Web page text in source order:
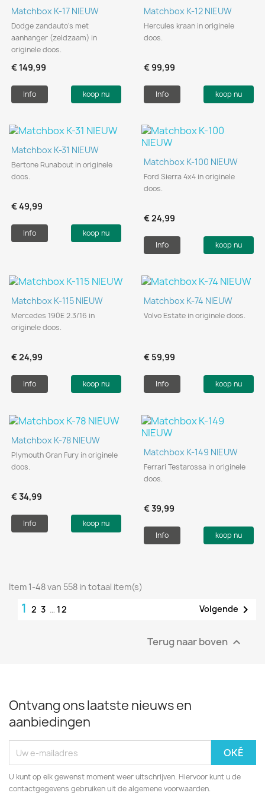
Matchbox K-17 NIEUW
Dodge zandauto's met
aanhanger (zeldzaam) in
originele doos.
€ 149,99
Info koop nu
Matchbox K-12 NIEUW
Hercules kraan in originele
doos.
€ 99,99
Info koop nu
Matchbox K-31 NIEUW
Bertone Runabout in originele
doos.
€ 49,99
Info koop nu
Matchbox K-100 NIEUW
Ford Sierra 4x4 in originele
doos.
€ 24,99
Info koop nu
Matchbox K-115 NIEUW
Mercedes 190E 2.3/16 in
originele doos.
€ 24,99
Info koop nu
Matchbox K-74 NIEUW
Volvo Estate in originele doos.
€ 59,99
Info koop nu
Matchbox K-78 NIEUW
Plymouth Gran Fury in originele
doos.
€ 34,99
Info koop nu
Matchbox K-149 NIEUW
Ferrari Testarossa in originele
doos.
€ 39,99
Info koop nu
Item 1-48 van 558 in totaal item(s)
1 2 3 … 12 Volgende 
Terug naar boven 
Ontvang ons laatste nieuws en
aanbiedingen
U kunt op elk gewenst moment weer uitschrijven. Hiervoor kunt u de
contactgegevens gebruiken uit de algemene voorwaarden.